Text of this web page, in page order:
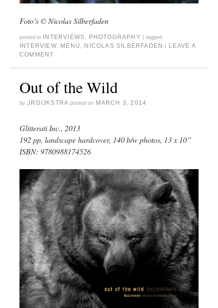
Foto’s © Nicolas Silberfaden
posted in INTERVIEWS, PHOTOGRAPHY | tagged
INTERVIEW, MENU , NICOLAS SILBERFADEN |
LEAVE A
COMMENT
Out of the Wild
by JRDIJKSTRA posted on MARCH 3, 2014
Glitterati Inc., 2013
192 pp, landscape hardcover, 140 b/w photos, 13 x 10”
ISBN: 9780988174526